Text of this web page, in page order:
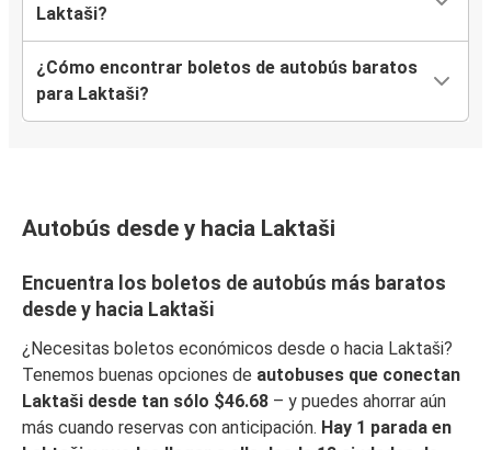
Laktaši?
¿Cómo encontrar boletos de autobús baratos
para Laktaši?
Autobús desde y hacia Laktaši
Encuentra los boletos de autobús más baratos
desde y hacia Laktaši
¿Necesitas boletos económicos desde o hacia Laktaši?
Tenemos buenas opciones de autobuses que conectan
Laktaši desde tan sólo $46.68 – y puedes ahorrar aún
más cuando reservas con anticipación. Hay 1 parada en